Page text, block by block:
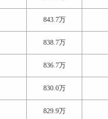
843.7万
838.7万
836.7万
830.0万
829.9万